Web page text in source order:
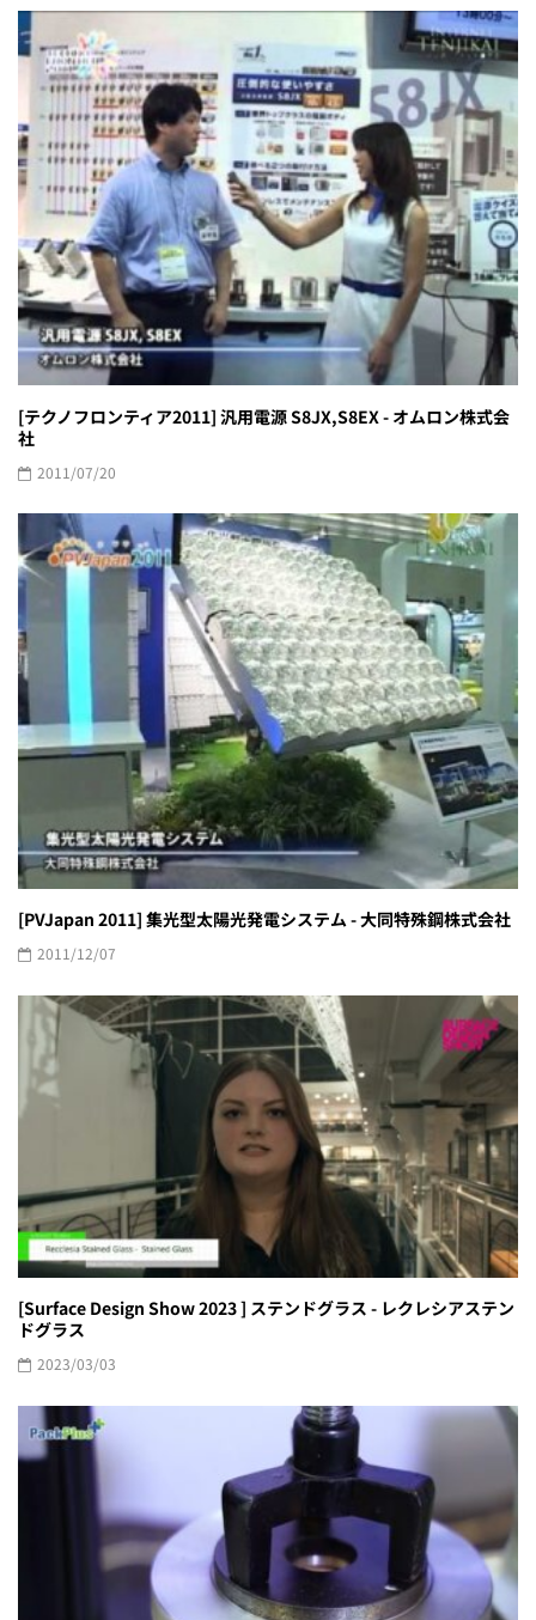
[テクノフロンティア2011] 汎用電源 S8JX,S8EX - オムロン株式会
社
2011/07/20
[PVJapan 2011] 集光型太陽光発電システム - 大同特殊鋼株式会社
2011/12/07
[Surface Design Show 2023 ] ステンドグラス - レクレシアステン
ドグラス
2023/03/03